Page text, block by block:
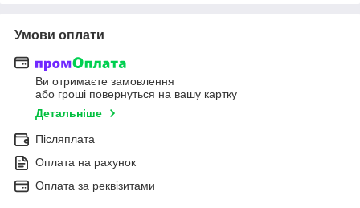
Умови оплати
Ви отримаєте замовлення
або гроші повернуться на вашу картку
Детальніше
Післяплата
Оплата на рахунок
Оплата за реквізитами